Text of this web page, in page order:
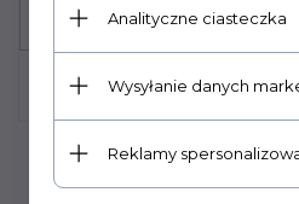
Analityczne ciasteczka
Wysyłanie danych
Reklamy